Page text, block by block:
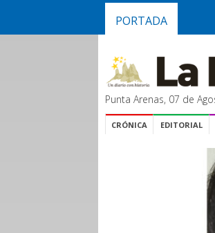
PORTADA
Punta Arenas, 07 de
CRÓNICA EDITORIAL